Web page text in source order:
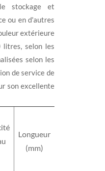
stockage et
ou en d'autres
extérieure
litres, selon les
selon les
de service de
son excellente
Longueur
(mm)